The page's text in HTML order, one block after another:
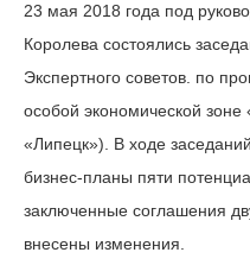
23 мая 2018 года под
Королева состоялись
Экспертного советов. по
особой экономической
«Липецк»). В ходе
бизнес-планы пяти
заключенные соглашения
внесены изменения.